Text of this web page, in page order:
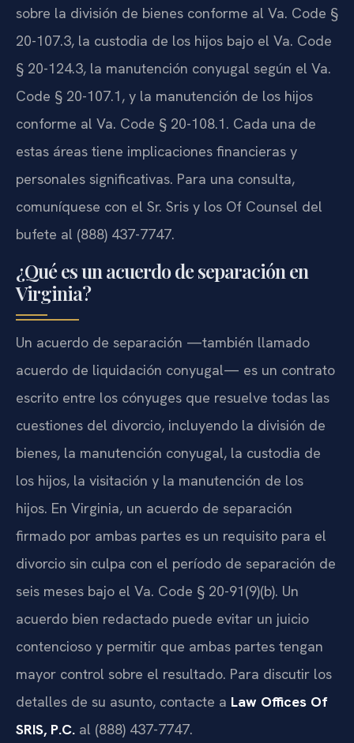
sobre la división de bienes conforme al Va. Code §
20-107.3, la custodia de los hijos bajo el Va. Code
§ 20-124.3, la manutención conyugal según el Va.
Code § 20-107.1, y la manutención de los hijos
conforme al Va. Code § 20-108.1. Cada una de
estas áreas tiene implicaciones financieras y
personales significativas. Para una consulta,
comuníquese con el Sr. Sris y los Of Counsel del
bufete al (888) 437-7747.
¿Qué es un acuerdo de separación en
Virginia?
Un acuerdo de separación —también llamado
acuerdo de liquidación conyugal— es un contrato
escrito entre los cónyuges que resuelve todas las
cuestiones del divorcio, incluyendo la división de
bienes, la manutención conyugal, la custodia de
los hijos, la visitación y la manutención de los
hijos. En Virginia, un acuerdo de separación
firmado por ambas partes es un requisito para el
divorcio sin culpa con el período de separación de
seis meses bajo el Va. Code § 20-91(9)(b). Un
acuerdo bien redactado puede evitar un juicio
contencioso y permitir que ambas partes tengan
mayor control sobre el resultado. Para discutir los
detalles de su asunto, contacte a Law Offices Of
SRIS, P.C. al (888) 437-7747.